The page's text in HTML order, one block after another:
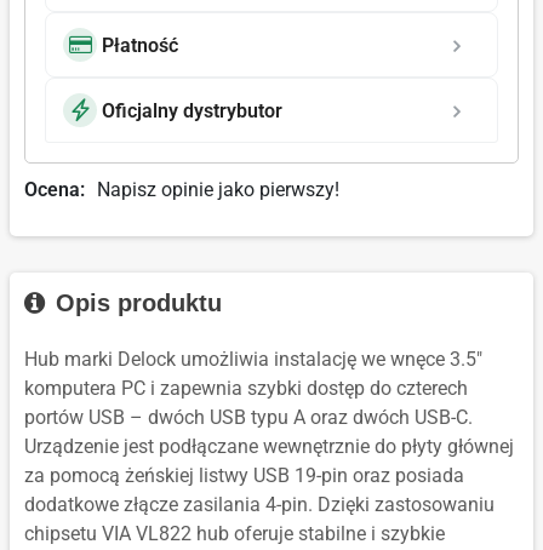
Płatność
Oficjalny dystrybutor
Ocena: Napisz opinie jako pierwszy!
Opis produktu
Hub marki Delock umożliwia instalację we wnęce 3.5"
komputera PC i zapewnia szybki dostęp do czterech
portów USB – dwóch USB typu A oraz dwóch USB-C.
Urządzenie jest podłączane wewnętrznie do płyty głównej
za pomocą żeńskiej listwy USB 19-pin oraz posiada
dodatkowe złącze zasilania 4-pin. Dzięki zastosowaniu
chipsetu VIA VL822 hub oferuje stabilne i szybkie